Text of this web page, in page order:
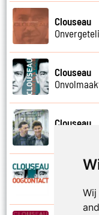
Clouseau
Clouseau
Clouseau
Clouseau